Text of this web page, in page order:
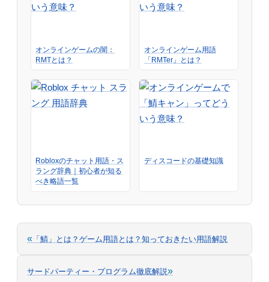
オンラインゲームの闇：
RMTとは？
オンラインゲーム用語
「RMTer」とは？
Robloxのチャット用語・ス
ラング辞典｜初心者が知る
べき略語一覧
ディスコードの基礎知識
« 「鯖」とは？ゲーム用語とは？知っておきたい用語解説
サードパーティー・プログラム徹底解説»